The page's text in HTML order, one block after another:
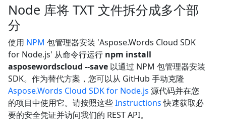
Node 库将 TXT 文件拆分成多个部
分
使用 NPM 包管理器安装 'Aspose.Words Cloud SDK
for Node.js' 从命令行运行 npm install
asposewordscloud --save 以通过 NPM 包管理器安装
SDK。作为替代方案，您可以从 GitHub 手动克隆
Aspose.Words Cloud SDK for Node.js 源代码并在您
的项目中使用它。请按照这些Instructions快速获取必
要的安全凭证并访问我们的 REST API。